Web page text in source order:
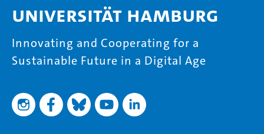
Universität Hamburg
Innovating and Cooperating for a
Sustainable Future in a Digital Age